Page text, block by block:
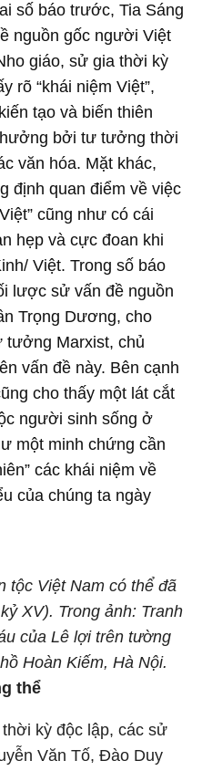
số báo trước, Tia Sáng
nguồn gốc người Việt
giáo, sử gia thời kỳ
rõ “khái niệm Việt”,
tạo và biến thiên
bởi tư tưởng thời
văn hóa. Mặt khác,
định quan điểm về việc
cũng như có cái
hẹp và cực đoan khi
Việt. Trong số báo
lược sử vấn đề nguồn
Trọng Dương, cho
Marxist, chủ
vấn đề này. Bên cạnh
cho thấy một lát cắt
người sinh sống ở
một minh chứng cần
các khái niệm về
của chúng ta ngày
tộc Việt Nam có thể đã
XV). Trong ảnh: Tranh
của Lê lợi trên tường
Hoàn Kiếm, Hà Nội.
thể
kỳ độc lập, các sử
Văn Tố, Đào Duy